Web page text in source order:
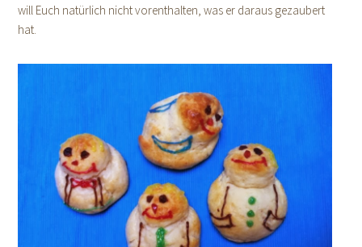
will Euch natürlich nicht vorenthalten, was er daraus gezaubert
hat.